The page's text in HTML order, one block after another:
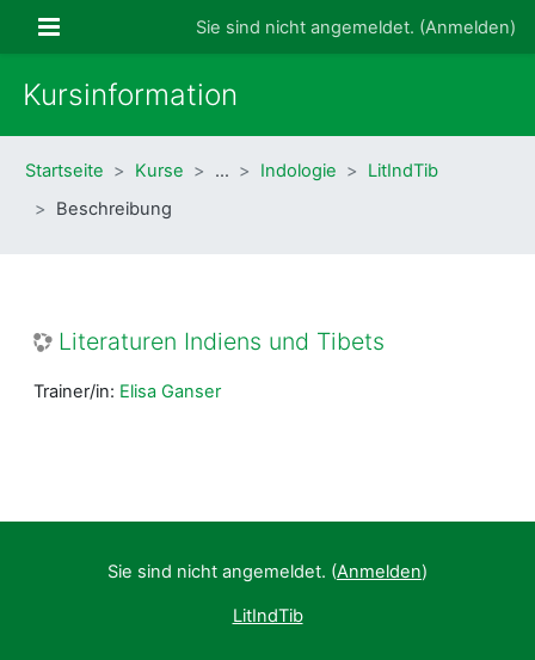
Website-ÜbersichtSie sind nicht angemeldet. (Anmelden)
Kursinformation
Startseite Kurse … Indologie
LitIndTib
Beschreibung
Literaturen Indiens und Tibets
Trainer/in: Elisa Ganser
Sie sind nicht angemeldet. (Anmelden)
LitIndTib